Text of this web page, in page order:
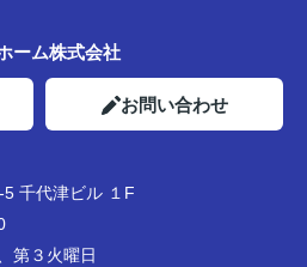
ーム株式会社
お問い合わせ
千代津ビル １F
第３火曜日